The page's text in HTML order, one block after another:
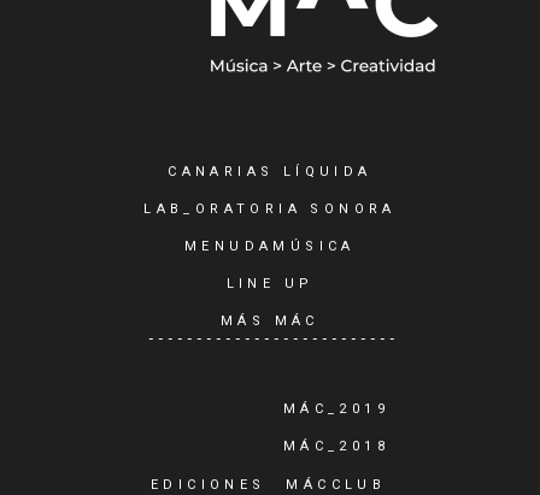
CANARIAS LÍQUIDA
LAB_ORATORIA SONORA
MENUDAMÚSICA
LINE UP
MÁS MÁC
EDICIONES
MÁC_2019
MÁC_2018
MÁCCLUB